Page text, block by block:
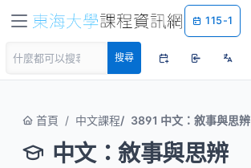
115-1
搜尋
首頁 中文課程 3891 中文：敘事與思辨
中文：敘事與思辨